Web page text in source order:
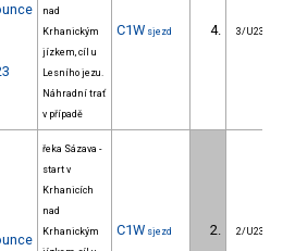
nad
Krhanickým
jízkem, cíl u
Lesního jezu.
Náhradní trať
v případě
C1W sjezd 4. 3/U23
řeka Sázava -
start v
Krhanicích
nad
Krhanickým
C1W sjezd 2. 2/U23